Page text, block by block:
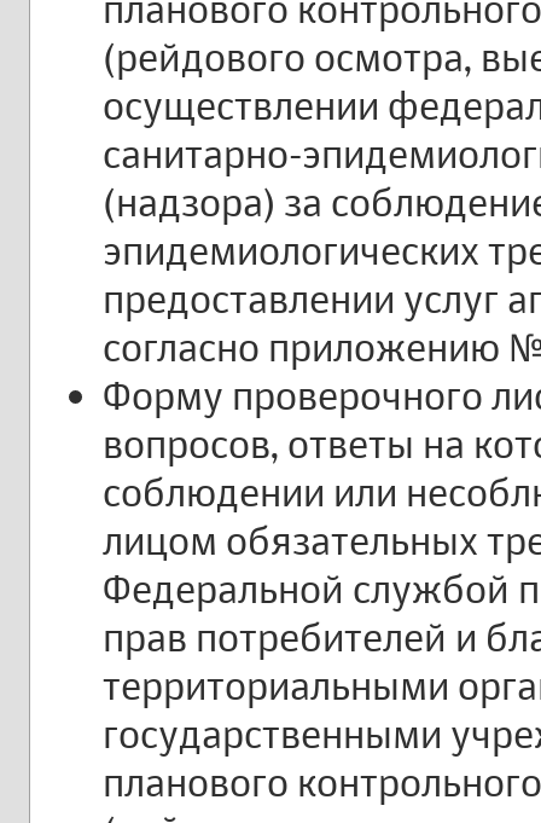
(рейдового осмотра,
осуществлении
санитарно-
(надзора) за
эпидемиологических
предоставлении услуг
согласно приложению
Форму проверочного
вопросов, ответы на
соблюдении или
лицом обязательных
Федеральной службой
прав потребителей и
территориальными
государственными
планового